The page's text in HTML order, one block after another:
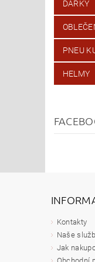
DÁRKY
PNEU
HELMY
Kontakty
Naše
Jak